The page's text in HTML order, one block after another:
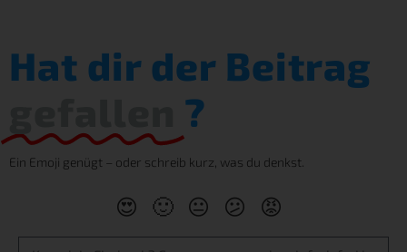
Hat dir der Beitrag
?
Ein Emoji genügt – oder schreib kurz, was du denkst.
😍 🙂 😐 😕 😡